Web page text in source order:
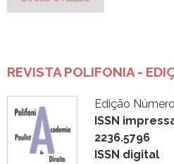
REVISTA POLIFONIA -
Edição
ISSN
2236.5796
ISSN digital